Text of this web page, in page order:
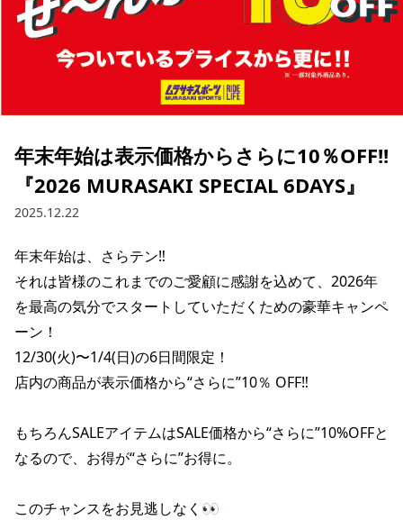
CONTENTS SUPPORT
ご利用ガイド
会員ランク
アフターサポート
よくある質問
ムラサキスポーツ 公式アプリ
年末年始は表示価格からさらに10％OFF!!
『2026 MURASAKI SPECIAL 6DAYS』
2025.12.22
年末年始は、さらテン‼️
それは皆様のこれまでのご愛顧に感謝を込めて、2026年
を最高の気分でスタートしていただくための豪華キャンペ
ーン！
12/30(火)〜1/4(日)の6日間限定！
店内の商品が表示価格から“さらに”10％ OFF‼️
もちろんSALEアイテムはSALE価格から“さらに”10%OFFと
なるので、お得が“さらに”お得に。
このチャンスをお見逃しなく👀